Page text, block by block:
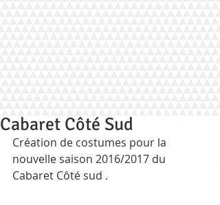
Cabaret Côté Sud
Création de costumes pour la
nouvelle saison 2016/2017 du
Cabaret Côté sud .